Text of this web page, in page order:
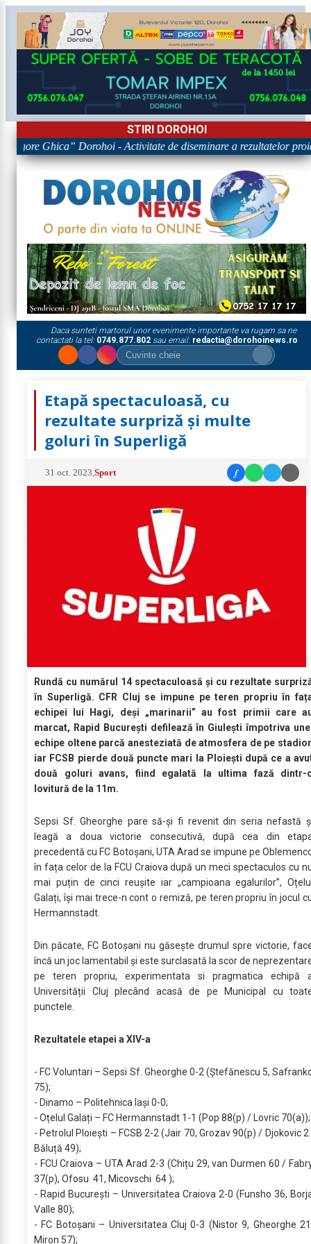
STIRI DOROHOI
Ghica” Dorohoi - Activitate de diseminare a rezultatelor
Daca sunteti martorul unor evenimente importante va rugam sa ne
contactati la tel: 0749.877.802sau email: redactia@dorohoinews.ro
Etapă spectaculoasă, cu
rezultate surpriză și multe
goluri în Superligă
31 oct. 2023 ,Sport f
Rundă cu numărul 14 spectaculoasă și cu rezultate
în Superligă. CFR Cluj se impune pe teren propriu în
echipei lui Hagi, deși „marinarii” au fost primii care
marcat, Rapid București defilează în Giulești împotriva
echipe oltene parcă anesteziată de atmosfera de pe
iar FCSB pierde două puncte mari la Ploiești după ce a
două goluri avans, fiind egalată la ultima fază dintr-
lovitură de la 11m.
Sepsi Sf. Gheorghe pare să-și fi revenit din seria nefastă
leagă a doua victorie consecutivă, după cea din
precedentă cu FC Botoșani, UTA Arad se impune pe
în fața celor de la FCU Craiova după un meci spectaculos cu
mai puțin de cinci reușite iar „campioana egalurilor”,
Galați, își mai trece-n cont o remiză, pe teren propriu în jocul
Hermannstadt.
Din păcate, FC Botoșani nu găsește drumul spre victorie,
încă un joc lamentabil și este surclasată la scor de
pe teren propriu, experimentata si pragmatica echipă
Universității Cluj plecând acasă de pe Municipal cu
punctele.
Rezultatele etapei a XIV-a
- FC Voluntari – Sepsi Sf. Gheorghe 0-2 (Ștefănescu 5,
75);
- Dinamo – Politehnica Iași 0-0;
- Oțelul Galați – FC Hermannstadt 1-1 (Pop 88(p) / Lovric 70(a));
- Petrolul Ploiești – FCSB 2-2 (Jair 70, Grozav 90(p) / Djokovic 2
Băluță 49);
- FCU Craiova – UTA Arad 2-3 (Chițu 29, van Durmen 60 /
37(p), Ofosu 41, Micovschi 64 );
- Rapid București – Universitatea Craiova 2-0 (Funsho 36,
Valle 80);
- FC Botoșani – Universitatea Cluj 0-3 (Nistor 9, Gheorghe
Miron 57);